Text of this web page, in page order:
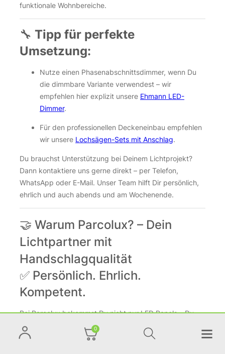
0
funktionale Wohnbereiche.
🔧 Tipp für perfekte
Umsetzung:
Nutze einen Phasenabschnittsdimmer, wenn Du
die dimmbare Variante verwendest – wir
empfehlen hier explizit unsere Ehmann LED-
Dimmer.
Für den professionellen Deckeneinbau empfehlen
wir unsere Lochsägen-Sets mit Anschlag.
Du brauchst Unterstützung bei Deinem Lichtprojekt?
Dann kontaktiere uns gerne direkt – per Telefon,
WhatsApp oder E-Mail. Unser Team hilft Dir persönlich,
ehrlich und auch abends und am Wochenende.
🤝 Warum Parcolux? – Dein
Lichtpartner mit
Handschlagqualität
✅ Persönlich. Ehrlich.
Kompetent.
Bei Parcolux bekommst Du nicht nur LED Panels – Du
bekommst Lösungen, Erfahrung und echte
Unterstützung: